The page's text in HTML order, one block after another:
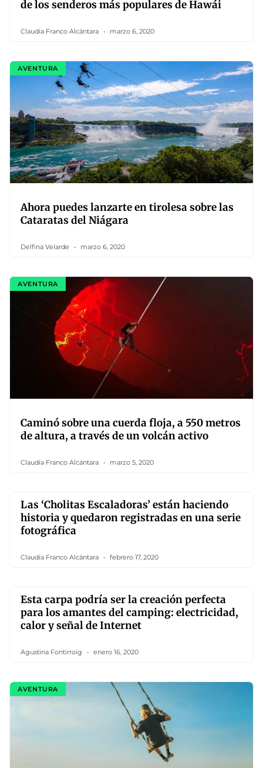
de los senderos más populares de Hawái
Claudia Franco Alcántara marzo 6, 2020
AVENTURA
Ahora puedes lanzarte en tirolesa sobre las
Cataratas del Niágara
Delfina Velarde marzo 6, 2020
AVENTURA
Caminó sobre una cuerda floja, a 550 metros
de altura, a través de un volcán activo
Claudia Franco Alcántara marzo 5, 2020
Las ‘Cholitas Escaladoras’ están haciendo
historia y quedaron registradas en una serie
fotográfica
Claudia Franco Alcántara febrero 17, 2020
Esta carpa podría ser la creación perfecta
para los amantes del camping: electricidad,
calor y señal de Internet
Agustina Fontirroig enero 16, 2020
AVENTURA